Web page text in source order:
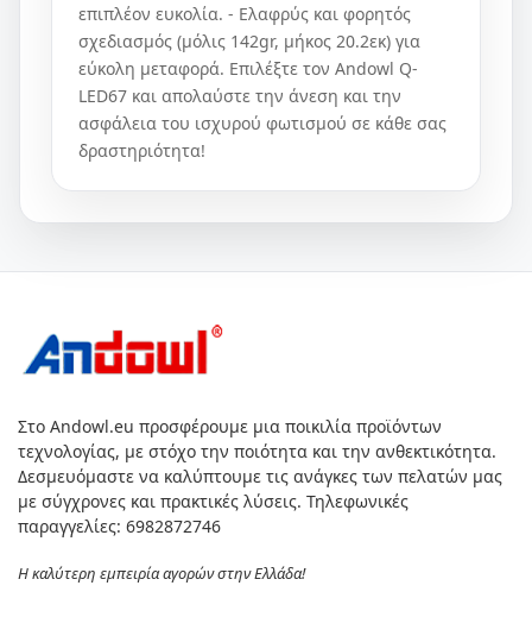
επιπλέον ευκολία. - Ελαφρύς και φορητός
σχεδιασμός (μόλις 142gr, μήκος 20.2εκ) για
εύκολη μεταφορά. Επιλέξτε τον Andowl Q-
LED67 και απολαύστε την άνεση και την
ασφάλεια του ισχυρού φωτισμού σε κάθε σας
δραστηριότητα!
Στο Andowl.eu προσφέρουμε μια ποικιλία προϊόντων
τεχνολογίας, με στόχο την ποιότητα και την ανθεκτικότητα.
Δεσμευόμαστε να καλύπτουμε τις ανάγκες των πελατών μας
με σύγχρονες και πρακτικές λύσεις. Τηλεφωνικές
παραγγελίες: 6982872746
Η καλύτερη εμπειρία αγορών στην Ελλάδα!